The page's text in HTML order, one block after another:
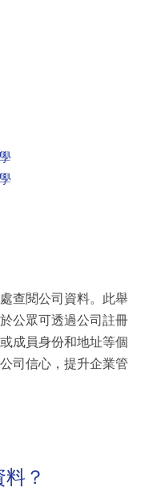
查閱公司資料。此舉
公眾可透過公司註冊
成員身份和地址等個
司信心，提升企業管
？